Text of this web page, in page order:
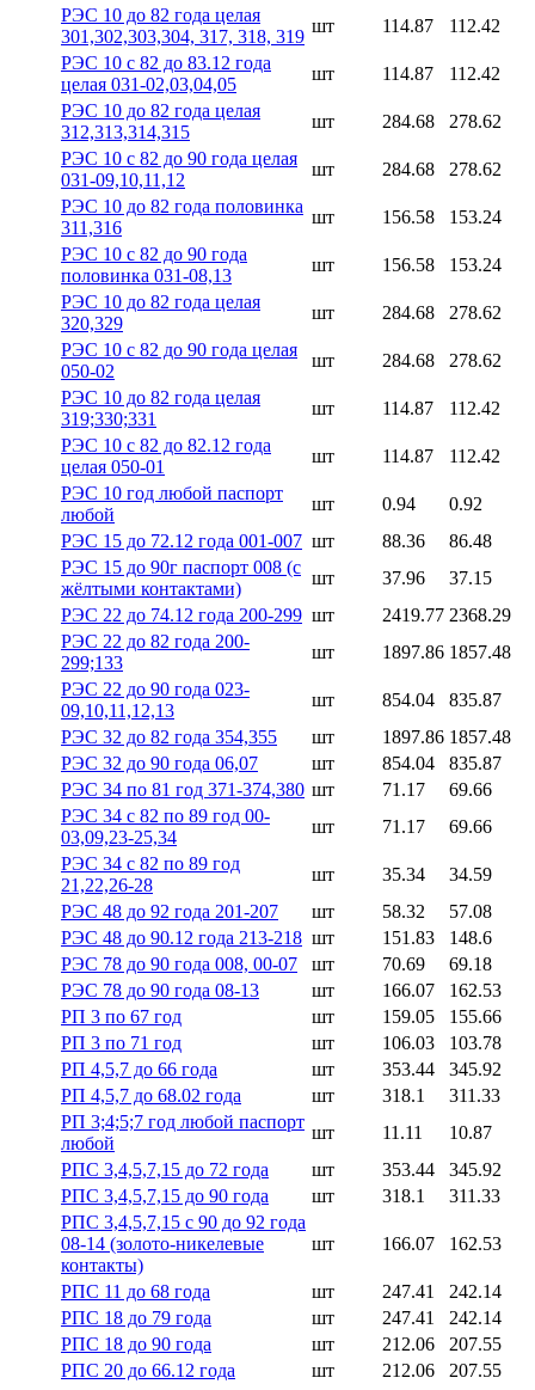
РЭС 10 до 82 года целая
301,302,303,304, 317, 318, 319
шт 114.87
112.42
РЭС 10 с 82 до 83.12 года
целая 031-02,03,04,05
шт 114.87
112.42
РЭС 10 до 82 года целая
312,313,314,315
шт 284.68
278.62
РЭС 10 с 82 до 90 года целая
031-09,10,11,12
шт 284.68
278.62
РЭС 10 до 82 года половинка
311,316
шт 156.58
153.24
РЭС 10 с 82 до 90 года
половинка 031-08,13
шт 156.58
153.24
РЭС 10 до 82 года целая
320,329
шт 284.68
278.62
РЭС 10 с 82 до 90 года целая
050-02
шт 284.68
278.62
РЭС 10 до 82 года целая
319;330;331
шт 114.87
112.42
РЭС 10 с 82 до 82.12 года
целая 050-01
шт 114.87
112.42
РЭС 10 год любой паспорт
любой
шт 0.94
0.92
РЭС 15 до 72.12 года 001-007 шт 88.36
86.48
РЭС 15 до 90г паспорт 008 (с
жёлтыми контактами)
шт 37.96
37.15
РЭС 22 до 74.12 года 200-299 шт 2419.77 2368.29
РЭС 22 до 82 года 200-
299;133
шт 1897.86 1857.48
РЭС 22 до 90 года 023-
09,10,11,12,13
шт 854.04
835.87
РЭС 32 до 82 года 354,355
шт 1897.86 1857.48
РЭС 32 до 90 года 06,07
шт 854.04
835.87
РЭС 34 по 81 год 371-374,380 шт 71.17
69.66
РЭС 34 с 82 по 89 год 00-
03,09,23-25,34
шт 71.17
69.66
РЭС 34 с 82 по 89 год
21,22,26-28
шт 35.34
34.59
РЭС 48 до 92 года 201-207
шт 58.32
57.08
РЭС 48 до 90.12 года 213-218 шт 151.83
148.6
РЭС 78 до 90 года 008, 00-07
шт 70.69
69.18
РЭС 78 до 90 года 08-13
шт 166.07
162.53
РП 3 по 67 год
шт 159.05
155.66
РП 3 по 71 год
шт 106.03
103.78
РП 4,5,7 до 66 года
шт 353.44
345.92
РП 4,5,7 до 68.02 года
шт 318.1
311.33
РП 3;4;5;7 год любой паспорт
любой
шт 11.11
10.87
РПС 3,4,5,7,15 до 72 года
шт 353.44
345.92
РПС 3,4,5,7,15 до 90 года
шт 318.1
311.33
РПС 3,4,5,7,15 с 90 до 92 года
08-14 (золото-никелевые
контакты)
шт 166.07 162.53
РПС 11 до 68 года шт 247.41
242.14
РПС 18 до 79 года
шт 247.41
242.14
РПС 18 до 90 года
шт 212.06
207.55
РПС 20 до 66.12 года
шт 212.06
207.55